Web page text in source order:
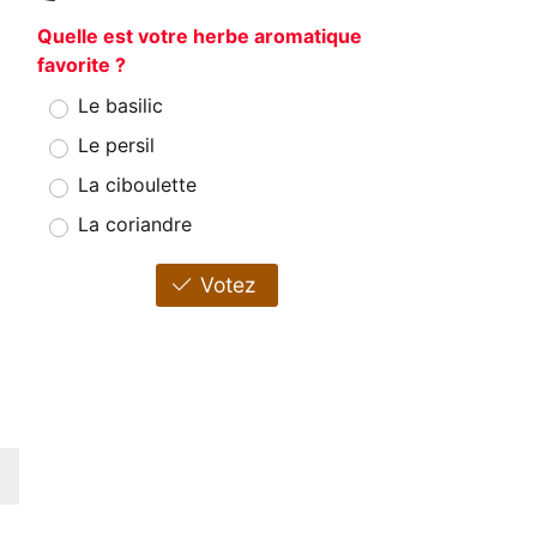
Quelle est votre herbe aromatique
favorite ?
Le basilic
Le persil
La ciboulette
La coriandre
Votez